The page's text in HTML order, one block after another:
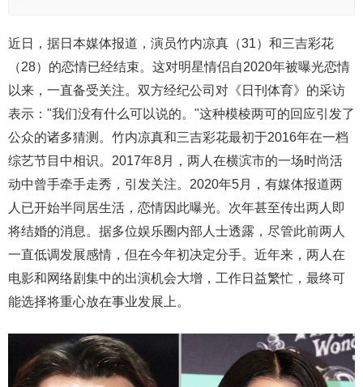
近日，据日本媒体报道，演员竹内凉真（31）和三吉彩花
（28）的恋情已经结束。这对明星情侣自2020年被曝光恋情
以来，一直备受关注。双方经纪公司对《日刊体育》的采访
表示："我们没有什么可以说的。"这种模棱两可的回应引发了
公众的诸多猜测。竹内凉真和三吉彩花最初于2016年在一档
综艺节目中相识。2017年8月，两人在横滨市的一场时尚活
动中曾手牵手走秀，引发关注。2020年5月，有媒体报道两
人已开始半同居生活，恋情因此曝光。次年甚至传出两人即
将结婚的消息。据多位娱乐圈内部人士透露，尽管此前两人
一直低调发展感情，但在今年初决定分手。近年来，两人在
电影和网络剧集中的出演机会大增，工作日益繁忙，最终可
能选择将重心放在事业发展上。